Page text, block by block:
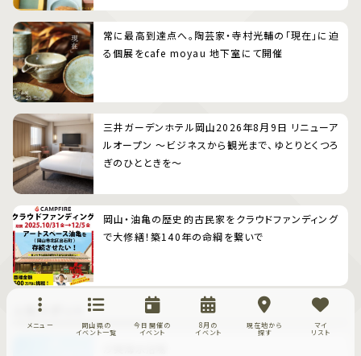
常に最高到達点へ。陶芸家・寺村光輔の「現在」に迫
る個展をcafe moyau 地下室にて開催
三井ガーデンホテル岡山2026年8月9日 リニューア
ルオープン 〜ビジネスから観光まで、ゆとりとくつろ
ぎのひとときを〜
岡山・油亀の歴史的古民家をクラウドファンディング
で大修繕！築140年の命綱を繋いで
人気スポット
メニュー
岡山県の
イベント一覧
今日開催の
イベント
8月の
イベント
現在地から
探す
マイ
リスト